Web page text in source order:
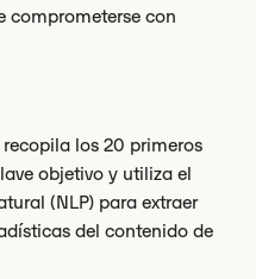
comprometerse con
recopila los 20 primeros
objetivo y utiliza el
(NLP) para extraer
del contenido de